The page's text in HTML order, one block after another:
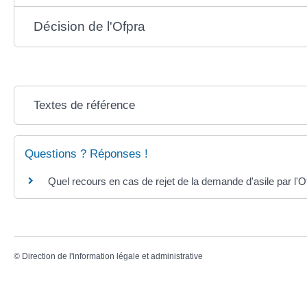
Décision de l'Ofpra
Textes de référence
Questions ? Réponses !
Quel recours en cas de rejet de la demande d'asile par
© Direction de l'information légale et administrative